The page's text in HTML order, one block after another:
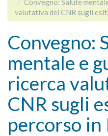
valutativa del CNR sugli
Convegno:
mentale e
ricerca
CNR sugli
percorso in